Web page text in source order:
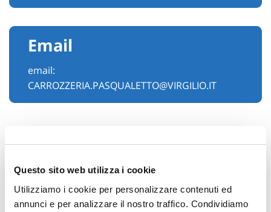
Questo sito web utilizza i cookie
Utilizziamo i cookie per personalizzare contenuti ed
annunci e per analizzare il nostro traffico. Condividiamo
Email
email:
CARROZZERIA.PASQUALETTO@VIRGILIO.IT